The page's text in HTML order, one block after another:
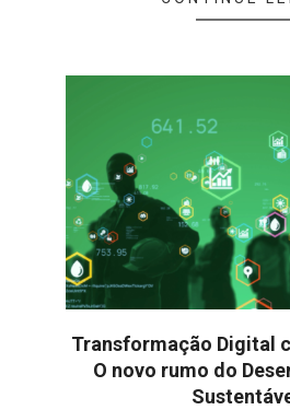
Transformação Digital
O novo rumo do